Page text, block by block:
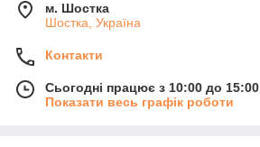
м. Шостка
Шостка, Україна
Контакти
Сьогодні працює з 10:00 до 15:00
Показати весь графік роботи